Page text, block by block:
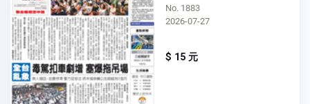
No. 1883
2026-07-27
$ 15 元